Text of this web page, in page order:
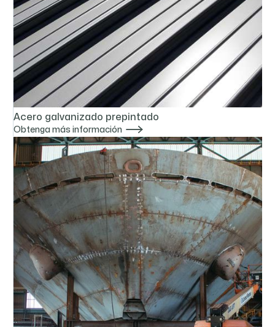
Acero galvanizado prepintado
Obtenga más información 